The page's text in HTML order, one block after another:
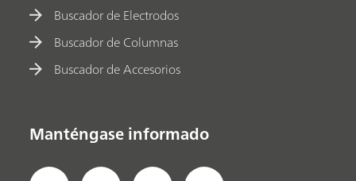
Buscador de Electrodos
Buscador de Columnas
Buscador de Accesorios
Manténgase informado